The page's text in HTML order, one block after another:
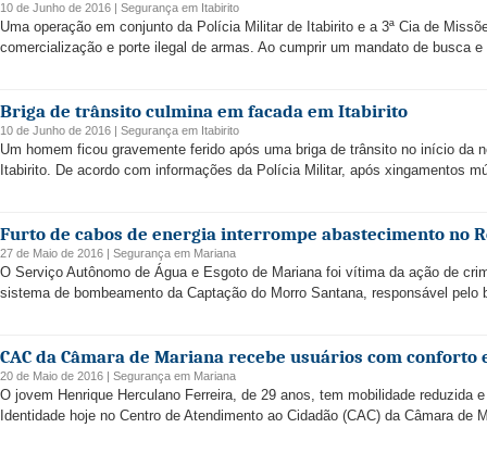
10 de Junho de 2016 | Segurança em Itabirito
Uma operação em conjunto da Polícia Militar de Itabirito e a 3ª Cia de
comercialização e porte ilegal de armas. Ao cumprir um mandato de busca
Briga de trânsito culmina em facada em Itabirito
10 de Junho de 2016 | Segurança em Itabirito
Um homem ficou gravemente ferido após uma briga de trânsito no início da
Itabirito. De acordo com informações da Polícia Militar, após xingamentos
Furto de cabos de energia interrompe abastecimento no
27 de Maio de 2016 | Segurança em Mariana
O Serviço Autônomo de Água e Esgoto de Mariana foi vítima da ação de
sistema de bombeamento da Captação do Morro Santana, responsável pelo
CAC da Câmara de Mariana recebe usuários com conforto
20 de Maio de 2016 | Segurança em Mariana
O jovem Henrique Herculano Ferreira, de 29 anos, tem mobilidade reduzida
Identidade hoje no Centro de Atendimento ao Cidadão (CAC) da Câmara de